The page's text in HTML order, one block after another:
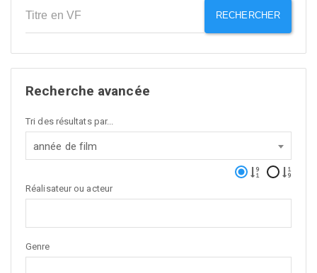
RECHERCHER
Recherche avancée
Tri des résultats par...
année de film
Réalisateur ou acteur
Genre